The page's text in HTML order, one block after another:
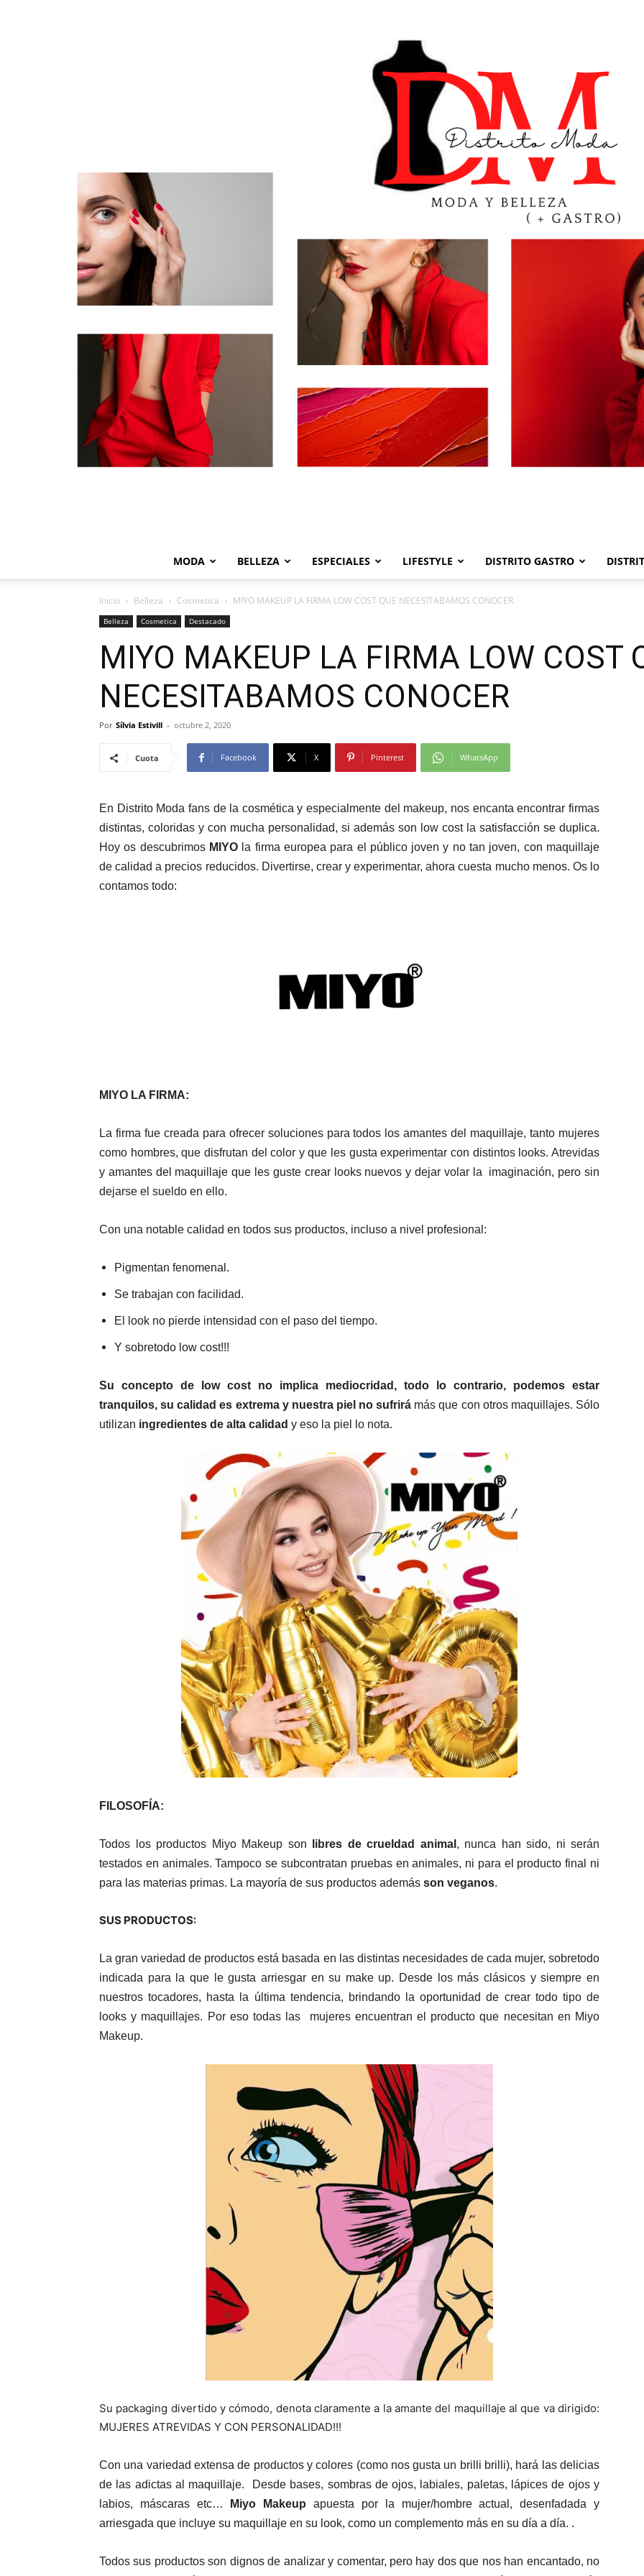
Moda
Gastro
MODA BELLEZA ESPECIALES LIFESTYLE DISTRITO GASTRO
Inicio Belleza Cosmetica MIYO MAKEUP LA FIRMA LOW COST QUE NECESITABAMOS CONOCER
Belleza Cosmetica Destacado
MIYO MAKEUP LA FIRMA LOW COST
NECESITABAMOS CONOCER
Por Sílvia Estivill - octubre 2, 2020
Cuota Facebook X Pinterest WhatsApp
En Distrito Moda fans de la cosmética y especialmente del makeup, nos encanta encontrar firmas
distintas, coloridas y con mucha personalidad, si además son low cost la satisfacción se duplica.
Hoy os descubrimos MIYOla firma europea para el público joven y no tan joven, con maquillaje
de calidad a precios reducidos. Divertirse, crear y experimentar, ahora cuesta mucho menos. Os lo
contamos todo:
MIYO LA FIRMA:
La firma fue creada para ofrecer soluciones para todos los amantes del maquillaje, tanto mujeres
como hombres, que disfrutan del color y que les gusta experimentar con distintos looks. Atrevidas
y amantes del maquillaje que les guste crear looks nuevos y dejar volar la imaginación, pero sin
dejarse el sueldo en ello.
Con una notable calidad en todos sus productos, incluso a nivel profesional:
Pigmentan fenomenal.
Se trabajan con facilidad.
El look no pierde intensidad con el paso del tiempo.
Y sobretodo low cost!!!
Su concepto de low cost no implica mediocridad, todo lo contrario, podemos estar
tranquilos, su calidad es extrema y nuestra piel no sufrirá más que con otros maquillajes. Sólo
utilizan ingredientes de alta calidad y eso la piel lo nota.
FILOSOFÍA:
Todos los productos Miyo Makeup son libres de crueldad animal , nunca han sido, ni serán
testados en animales. Tampoco se subcontratan pruebas en animales, ni para el producto final ni
para las materias primas. La mayoría de sus productos además son veganos.
SUS PRODUCTOS:
La gran variedad de productos está basada en las distintas necesidades de cada mujer, sobretodo
indicada para la que le gusta arriesgar en su make up. Desde los más clásicos y siempre en
nuestros tocadores, hasta la última tendencia, brindando la oportunidad de crear todo tipo de
looks y maquillajes. Por eso todas las mujeres encuentran el producto que necesitan en Miyo
Makeup.
Su packaging divertido y cómodo, denota claramente a la amante del maquillaje al que va dirigido:
MUJERES ATREVIDAS Y CON PERSONALIDAD!!!
Con una variedad extensa de productos y colores (como nos gusta un brilli brilli), hará las delicias
de las adictas al maquillaje. Desde bases, sombras de ojos, labiales, paletas, lápices de ojos y
labios, máscaras etc…
Miyo Makeup apuesta por la mujer/hombre actual, desenfadada y
arriesgada que incluye su maquillaje en su look, como un complemento más en su día a día. .
Todos sus productos son dignos de analizar y comentar, pero hay dos que nos han encantado, no